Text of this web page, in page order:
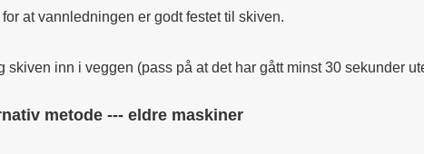
at vannledningen er godt festet til skiven.
skiven inn i veggen (pass på at det har gått minst 30 sekunder
metode --- eldre maskiner